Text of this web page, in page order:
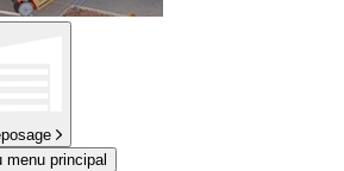
menu principal